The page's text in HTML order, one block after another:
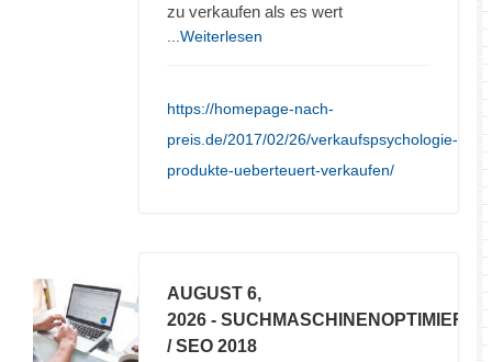
zu verkaufen als es wert
...Weiterlesen
https://homepage-nach-
preis.de/2017/02/26/verkaufspsychologie-
produkte-ueberteuert-verkaufen/
AUGUST 6,
2026 -
/ SEO 2018